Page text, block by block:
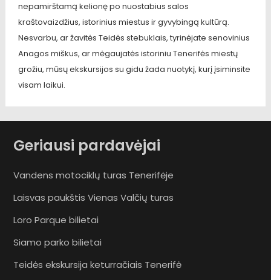
nepamirštamą kelionę po nuostabius salos
kraštovaizdžius, istorinius miestus ir gyvybingą kultūrą.
Nesvarbu, ar žavitės Teidės stebuklais, tyrinėjate senovinius
Anagos miškus, ar mėgaujatės istoriniu Tenerifės miestų
grožiu, mūsų ekskursijos su gidu žada nuotykį, kurį įsiminsite
visam laikui.
Geriausi pardavėjai
Vandens motociklų turas Tenerifėje
Laisvas paukštis Vienas Valčių turas
Loro Parque bilietai
Siamo parko bilietai
Teidės ekskursija keturračiais Tenerifė